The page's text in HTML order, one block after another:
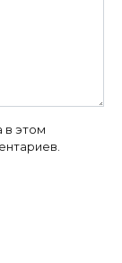
в этом